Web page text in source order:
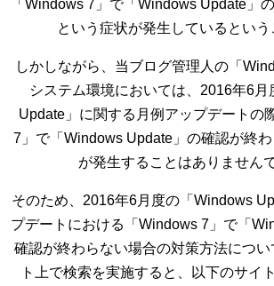
「Windows 7」で「Windows Update」
という症状が発生しているという
しかしながら、当ブログ管理人の「
システム環境においては、2016年6
Update」に関する月例アップデートの
7」で「Windows Update」の確認が終
が発生することはありません
そのため、2016年6月度の「Windows
プデートにおける「Windows 7」で「
確認が終わらない場合の対策方法につ
ト上で検索を実施すると、以下のサイ